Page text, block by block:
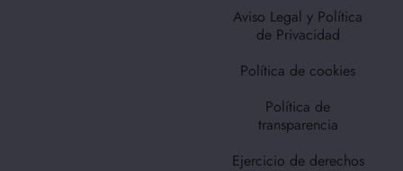
Aviso Legal y Política
de Privacidad
Política de cookies
Política de
transparencia
Ejercicio de derechos